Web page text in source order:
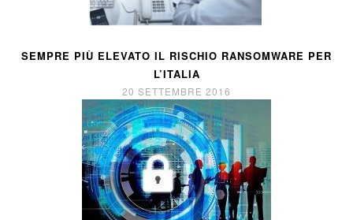
SEMPRE PIÙ ELEVATO IL RISCHIO RANSOMWARE PER
L’ITALIA
20 SETTEMBRE 2016